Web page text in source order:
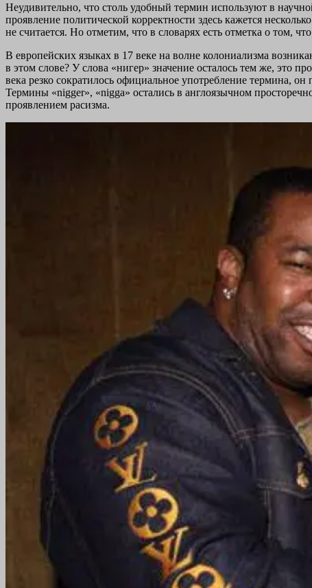
Неудивительно, что столь удобный термин используют в
проявление политической корректности здесь кажется
не считается. Но отметим, что в словарях есть отметка о том,
В европейских языках в 17 веке на волне колониализма
в этом слове? У слова «нигер» значение осталось тем же, это
века резко сократилось официальное употребление
Термины «nigger», «nigga» остались в англоязычном
проявлением расизма.